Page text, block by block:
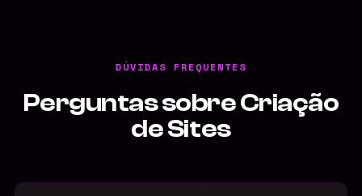
DÚVIDAS FREQUENTES
Perguntas sobre Criação
de Sites